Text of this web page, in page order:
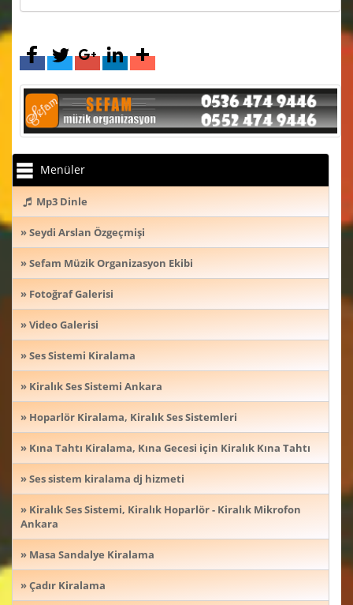
Menüler
Mp3 Dinle
» Seydi Arslan Özgeçmişi
» Sefam Müzik Organizasyon Ekibi
» Fotoğraf Galerisi
» Video Galerisi
» Ses Sistemi Kiralama
» Kiralık Ses Sistemi Ankara
» Hoparlör Kiralama, Kiralık Ses Sistemleri
» Kına Tahtı Kiralama, Kına Gecesi için Kiralık Kına Tahtı
» Ses sistem kiralama dj hizmeti
» Kiralık Ses Sistemi, Kiralık Hoparlör - Kiralık Mikrofon
Ankara
» Masa Sandalye Kiralama
» Çadır Kiralama